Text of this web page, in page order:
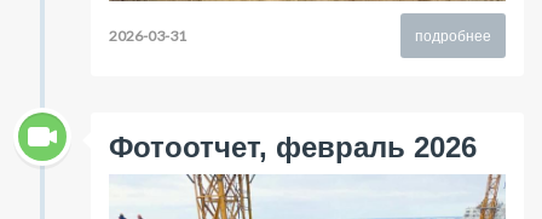
подробнее
2026-03-31
Фотоотчет, февраль 2026